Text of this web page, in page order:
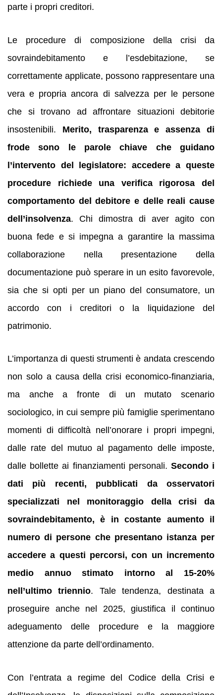
parte i propri creditori.
Le procedure di composizione della crisi da
sovraindebitamento e l’esdebitazione, se
correttamente applicate, possono rappresentare una
vera e propria ancora di salvezza per le persone
che si trovano ad affrontare situazioni debitorie
insostenibili. Merito, trasparenza e assenza di
frode sono le parole chiave che guidano
l’intervento del legislatore: accedere a queste
procedure richiede una verifica rigorosa del
comportamento del debitore e delle reali cause
dell’insolvenza. Chi dimostra di aver agito con
buona fede e si impegna a garantire la massima
collaborazione nella presentazione della
documentazione può sperare in un esito favorevole,
sia che si opti per un piano del consumatore, un
accordo con i creditori o la liquidazione del
patrimonio.
L’importanza di questi strumenti è andata crescendo
non solo a causa della crisi economico-finanziaria,
ma anche a fronte di un mutato scenario
sociologico, in cui sempre più famiglie sperimentano
momenti di difficoltà nell’onorare i propri impegni,
dalle rate del mutuo al pagamento delle imposte,
dalle bollette ai finanziamenti personali. Secondo i
dati più recenti, pubblicati da osservatori
specializzati nel monitoraggio della crisi da
sovraindebitamento, è in costante aumento il
numero di persone che presentano istanza per
accedere a questi percorsi, con un incremento
medio annuo stimato intorno al 15-20%
nell’ultimo triennio. Tale tendenza, destinata a
proseguire anche nel 2025, giustifica il continuo
adeguamento delle procedure e la maggiore
attenzione da parte dell’ordinamento.
Con l’entrata a regime del Codice della Crisi e